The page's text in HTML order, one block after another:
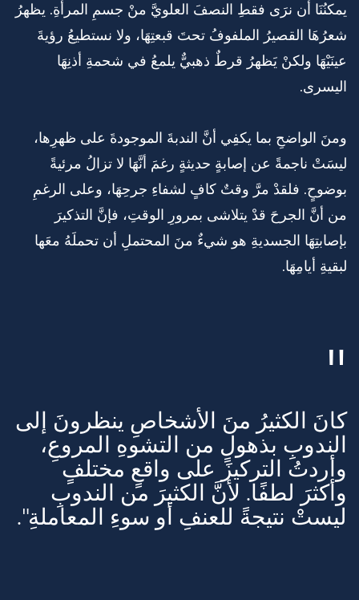
يمكنُنَا أن نرَى فقطِ النصفَ العلويَّ منْ جسمِ المرأةِ. يظهرُ
شعرُهَا القصيرُ الملفوفُ تحتَ قبعتِهَا، ولا نستطيعُ رؤيةَ
عينَيْهَا ولكنْ يَظهرُ قرطٌ ذهبيٌّ يلمعُ في شحمةِ أذنِهَا
اليسرى.
ومنَ الواضحِ بما يكفِي أنَّ الندبةَ الموجودةَ على ظهرِها،
ليسَتْ ناجمةً عن إصابةٍ حديثةٍ رغمَ أنَّهَا لا تزالُ مرئيةً
بوضوحٍ. فلقدْ مرَّ وقتٌ كافٍ لشفاءِ جرحِهَا، وعلى الرغمِ
من أنَّ الجرحَ قدْ يتلاشى بمرورِ الوقتِ، فإنَّ التذكيرَ
بإصابتِهَا الجسديةِ هو شيءٌ منَ المحتملِ أن تحملَهُ معَها
لبقيةِ أيامِهَا.
كانَ الكثيرُ منَ الأشخاصِ ينظرونَ إلى
الندوبِ بذهولٍ من التشوهِ المروعِ،
وأردتُ التركيزَ على واقعٍ مختلفٍ
وأكثرَ لطفًا. لأنَّ الكثيرَ من الندوبِ
ليستْ نتيجةً للعنفِ أو سوءِ المعاملةِ".